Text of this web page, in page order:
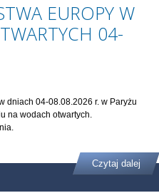
EUROPY W
04-
dniach 04-08.08.2026 r. w Paryżu
na wodach otwartych.
Czytaj dalej